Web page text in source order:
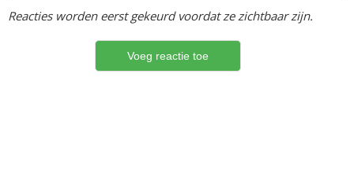
Reacties worden eerst gekeurd voordat ze zichtbaar zijn.